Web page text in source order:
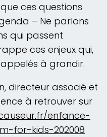
ces questions
– Ne parlons
qui passent
ces enjeux qui,
à grandir.
directeur associé et
à retrouver sur
enfance-
for-kids-202008